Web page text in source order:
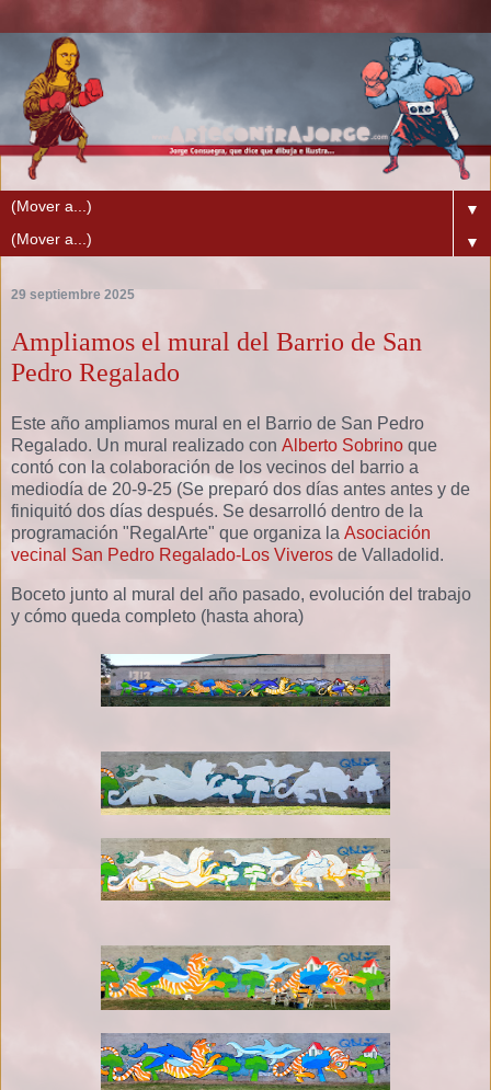
▼
▼
29 septiembre 2025
Ampliamos el mural del Barrio de San
Pedro Regalado
Este año ampliamos mural en el Barrio de San Pedro
Regalado. Un mural realizado con Alberto Sobrino que
contó con la colaboración de los vecinos del barrio a
mediodía de 20-9-25 (Se preparó dos días antes antes y de
finiquitó dos días después. Se desarrolló dentro de la
programación "RegalArte" que organiza la Asociación
vecinal San Pedro Regalado-Los Viveros de Valladolid.
Boceto junto al mural del año pasado, evolución del trabajo
y cómo queda completo (hasta ahora)